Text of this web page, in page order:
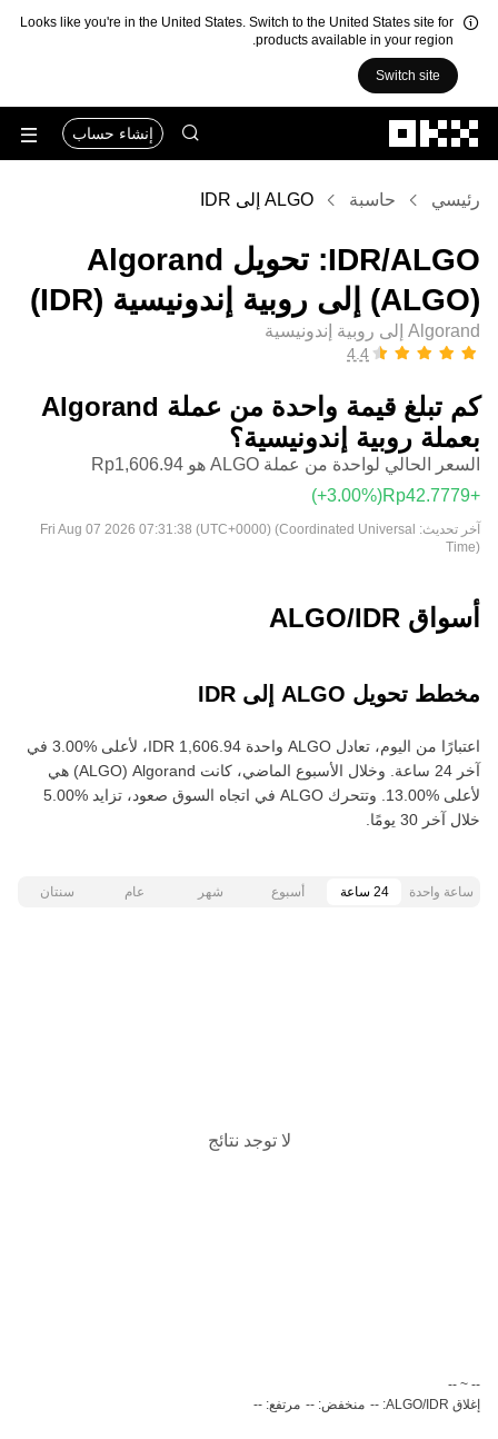
Looks like you're in the United States. Switch to the United States site for
products available in your region.
Switch site
إنشاء حساب
رئيسي حاسبة ALGO إلى IDR
‏ALGO/‏IDR: تحويل ‏Algorand
(‏ALGO) إلى ‏روبية إندونيسية (‏IDR)
Algorand إلى روبية إندونيسية
كم تبلغ قيمة واحدة من عملة ‏Algorand
بعملة ‏روبية إندونيسية؟
السعر الحالي لواحدة من عملة ALGO هو ‏‎‏‎1,606.94‏‏Rp‏
(‏‎+3.00‎%‎‏)
آخر تحديث: Fri Aug 07 2026 07:31:38 (UTC+0000) (Coordinated Universal
Time)
أسواق ALGO/IDR
مخطط تحويل ALGO إلى IDR
اعتبارًا من اليوم، تعادل ALGO واحدة ‏‎‏‎1,606.94‏‏ IDR‏، لأعلى‏ ‏‎3.00‎%‎‏ في
آخر 24 ساعة. وخلال الأسبوع الماضي، كانت Algorand‏ (ALGO) هي
خلال آخر 30 يومًا.
ساعة واحدة 24 ساعة أسبوع شهر عام سنتان
لا توجد نتائج
‏-- ~ ‎--‏
إغلاق ALGO/IDR: --
منخفض: -- مرتفع: --